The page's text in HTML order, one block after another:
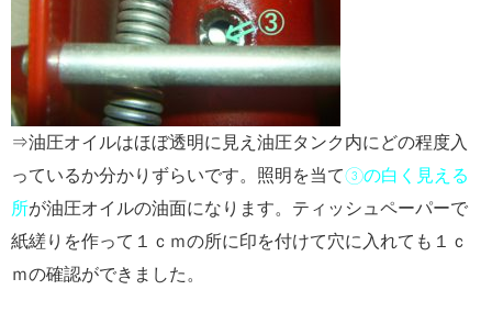
⇒油圧オイルはほぼ透明に見え油圧タンク内にどの程度入
っているか分かりずらいです。照明を当て③の白く見える
所が油圧オイルの油面になります。ティッシュペーパーで
紙縒りを作って１ｃｍの所に印を付けて穴に入れても１ｃ
ｍの確認ができました。